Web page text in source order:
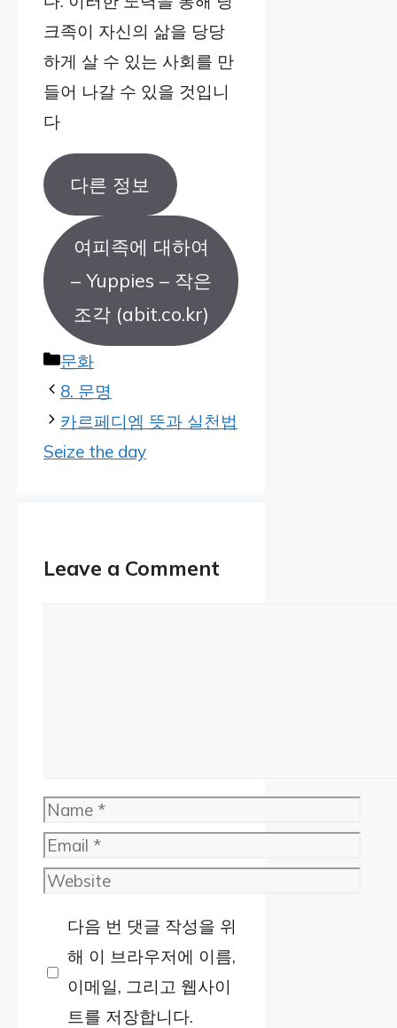
크족이 자신의 삶을 당당
하게 살 수 있는 사회를 만
들어 나갈 수 있을 것입니
다
다른 정보
여피족에 대하여
– Yuppies – 작은
조각 (abit.co.kr)
Categories
문화
8. 문명
카르페디엠 뜻과 실천법
Seize the day
Leave a Comment
Name
Email
Website
다음 번 댓글 작성을 위
해 이 브라우저에 이름,
이메일, 그리고 웹사이
트를 저장합니다.